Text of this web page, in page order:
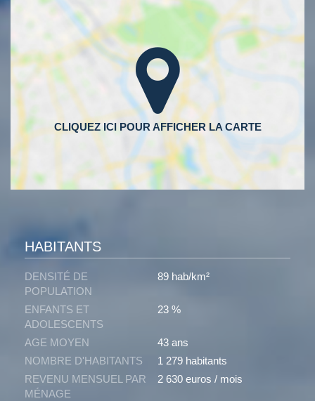
HABITANTS
DENSITÉ DE
POPULATION
89 hab/km²
ENFANTS ET
ADOLESCENTS
23 %
AGE MOYEN
43 ans
NOMBRE D'HABITANTS
1 279 habitants
REVENU MENSUEL PAR
MÉNAGE
2 630 euros / mois